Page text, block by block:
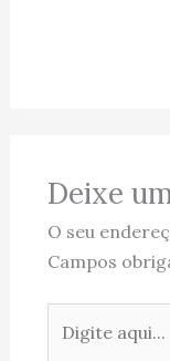
Deixe
O seu
Campos
aqui...